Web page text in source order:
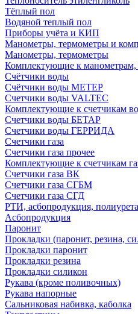
Тёплый пол
Водяной теплый пол
Приборы учёта и КИП
Манометры, термометры и
Манометры, термометры
Комплектующие к манометрам,
Счётчики воды
Счётчики воды МЕТЕР
Счетчики воды VALTEC
Комплектующие к счетчикам
Счетчики воды БЕТАР
Счетчики воды ГЕРРИДА
Счетчики газа
Счетчики газа прочее
Комплектующие к счетчикам
Счетчики газа ВК
Счетчики газа СГБМ
Счетчики газа СГД
РТИ, асбопродукция,
Асбопродукция
Паронит
Прокладки (паронит, резина,
Прокладки паронит
Прокладки резина
Прокладки силикон
Рукава (кроме поливочных)
Рукава напорные
Сальниковая набивка, каболка